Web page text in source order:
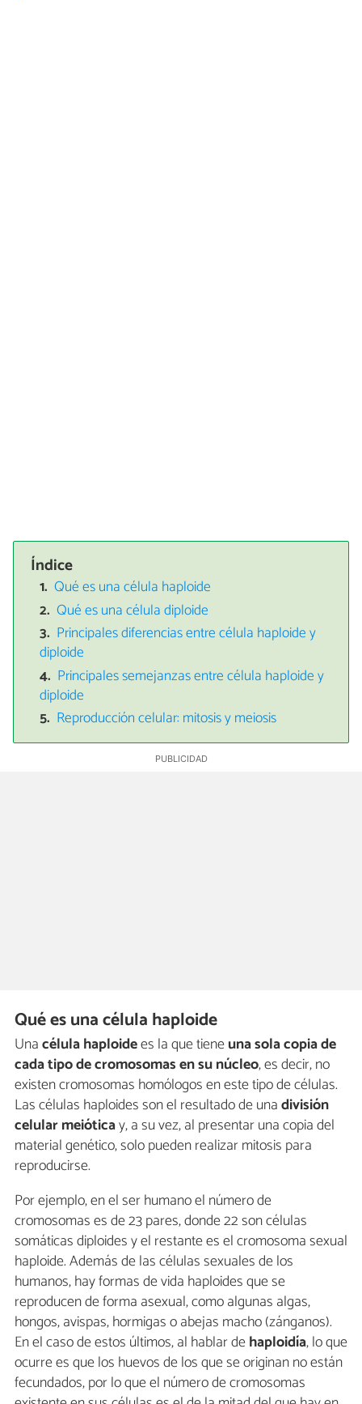
Índice
Qué es una célula haploide
Qué es una célula diploide
Principales diferencias entre célula haploide y
diploide
Principales semejanzas entre célula haploide y
diploide
Reproducción celular: mitosis y meiosis
Qué es una célula haploide
Unacélula haploidees la que tieneuna sola copia de
cada tipo de cromosomas en su núcleo, es decir, no
existen cromosomas homólogos en este tipo de células.
Las células haploides son el resultado de unadivisión
celular meióticay, a su vez, al presentar una copia del
material genético, solo pueden realizar mitosis para
reproducirse.
Por ejemplo, en el ser humano el número de
cromosomas es de 23 pares, donde 22 son células
somáticas diploides y el restante es el cromosoma sexual
haploide. Además de las células sexuales de los
humanos, hay formas de vida haploides que se
reproducen de forma asexual, como algunas algas,
hongos, avispas, hormigas o abejas macho (zánganos).
En el caso de estos últimos, al hablar dehaploidía, lo que
ocurre es que los huevos de los que se originan no están
fecundados, por lo que el número de cromosomas